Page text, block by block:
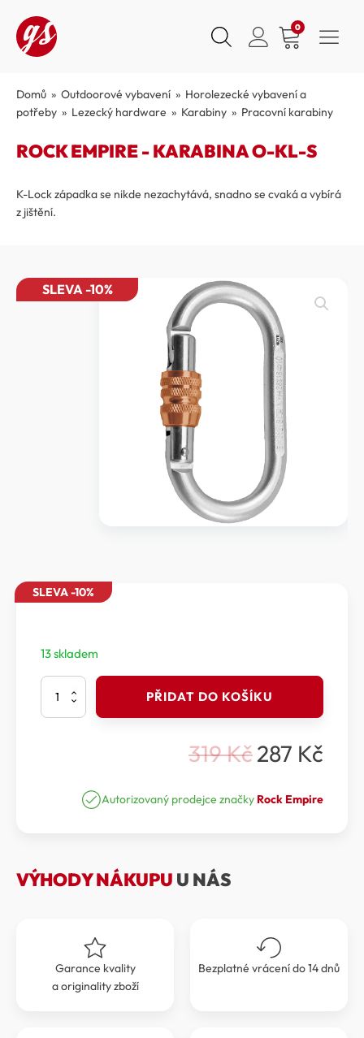
0
Domů » Outdoorové vybavení » Horolezecké vybavení a
potřeby » Lezecký hardware » Karabiny » Pracovní karabiny
ROCK EMPIRE - KARABINA O-KL-S
K-Lock západka se nikde nezachytává, snadno se cvaká a vybírá
z jištění.
SLEVA -10%
SLEVA -10%
13 skladem
Rock
-
PŘIDAT DO KOŠÍKU
319Kč
Původní
byla:
287 Kč
Aktuální
je:
Autorizovaný prodejce značky Rock Empire
VÝHODY NÁKUPU U NÁS
Garance kvality
a originality zboží
Bezplatné vrácení do 14 dnů